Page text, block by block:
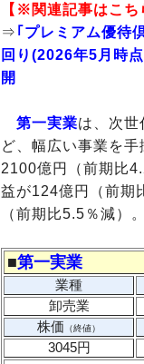
【※関連記事はこち
⇒ ｢プレミアム優待
回り(2026年5月時
開
第一実業は、 次世
ど、幅広い事業を
2100億円（前期比
益が124億円（前期
（前期比5.5％減）。
■第一実業
業種
卸売業
株価 （終値）
3045円